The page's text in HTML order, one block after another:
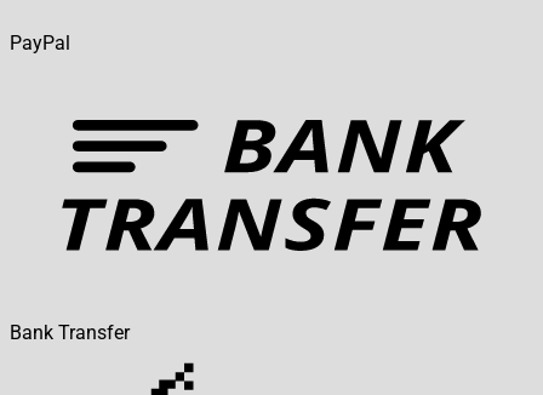
PayPal
Bank Transfer